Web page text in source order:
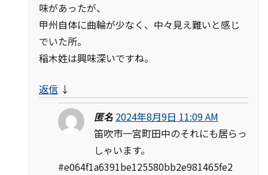
味があったが、
甲州自体に曲輪が少なく、中々見え難いと感じ
でいた所。
稲木姓は興味深いですね。
返信 ↓
匿名 2024年8月9日 11:09 AM
笛吹市一宮町田中のそれにも居らっ
しゃいます。
#e064f1a6391be125580bb2e981465fe2